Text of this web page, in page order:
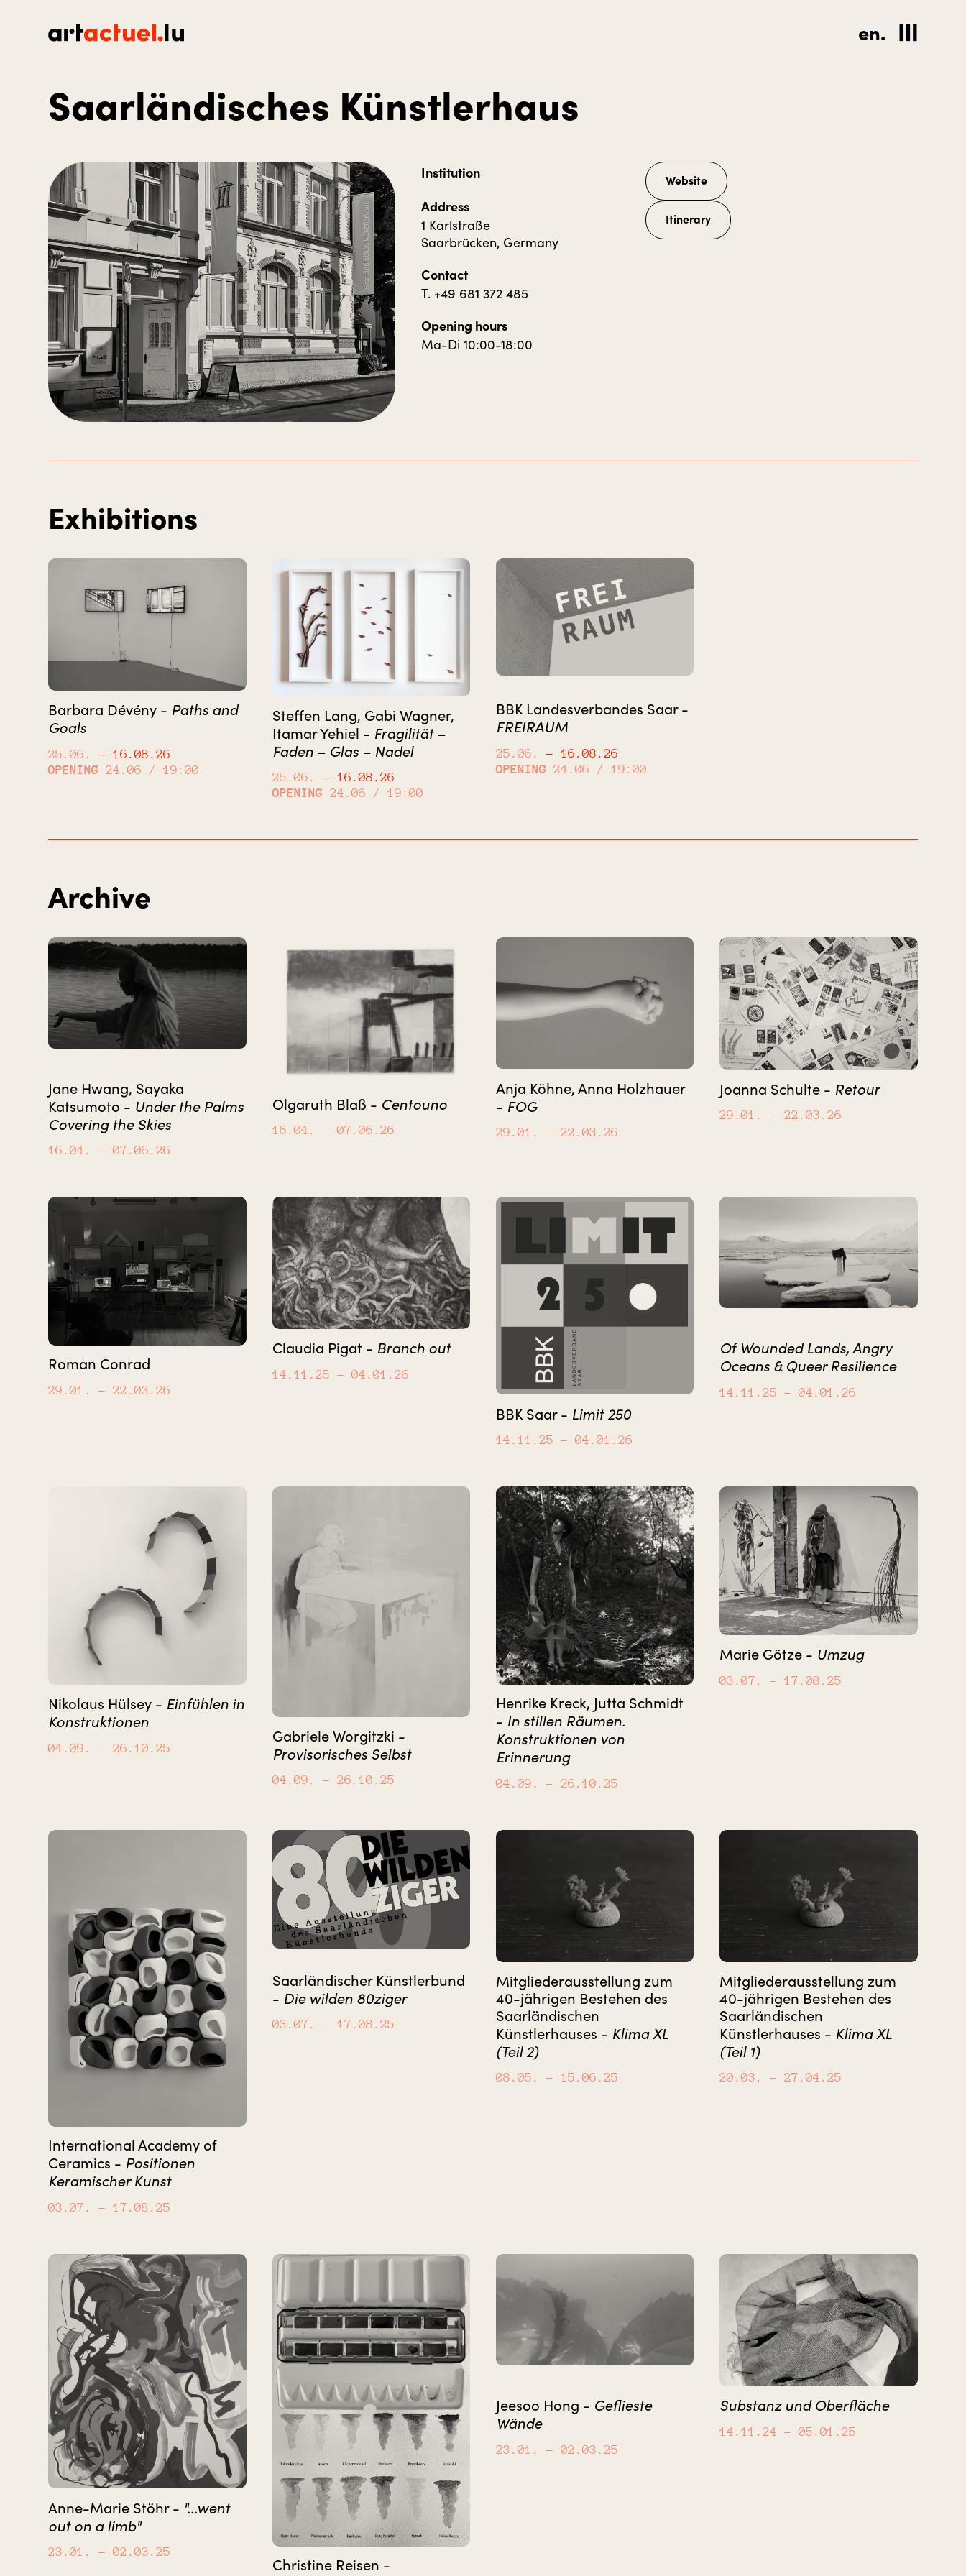
en.
Saarländisches Künstlerhaus
Institution
Address
1 Karlstraße
Saarbrücken, Germany
Contact
T. +49 681 372 485
Opening hours
Ma-Di 10:00-18:00
Website
Itinerary
Exhibitions
Barbara Dévény - Paths and
Goals
25.06.
– 16.08.26
OPENING 24.06 / 19:00
Steffen Lang, Gabi Wagner,
Itamar Yehiel - Fragilität –
Faden – Glas – Nadel
25.06.
– 16.08.26
OPENING 24.06 / 19:00
BBK Landesverbandes Saar -
FREIRAUM
25.06.
– 16.08.26
OPENING 24.06 / 19:00
Archive
Jane Hwang, Sayaka
Katsumoto - Under the Palms
Covering the Skies
16.04. – 07.06.26
Olgaruth Blaß - Centouno
16.04. – 07.06.26
Anja Köhne, Anna Holzhauer
- FOG
29.01. – 22.03.26
Joanna Schulte - Retour
29.01. – 22.03.26
Roman Conrad
29.01. – 22.03.26
Claudia Pigat - Branch out
14.11.25 – 04.01.26
BBK Saar - Limit 250
14.11.25 – 04.01.26
Of Wounded Lands, Angry
Oceans & Queer Resilience
14.11.25 – 04.01.26
Nikolaus Hülsey - Einfühlen in
Konstruktionen
04.09. – 26.10.25
Gabriele Worgitzki -
Provisorisches Selbst
04.09. – 26.10.25
Henrike Kreck, Jutta Schmidt
- In stillen Räumen.
Konstruktionen von
Erinnerung
04.09. – 26.10.25
Marie Götze - Umzug
03.07. – 17.08.25
International Academy of
Ceramics - Positionen
Keramischer Kunst
03.07. – 17.08.25
Saarländischer Künstlerbund
- Die wilden 80ziger
03.07. – 17.08.25
Mitgliederausstellung zum
40-jährigen Bestehen des
Saarländischen
Künstlerhauses - Klima XL
(Teil 2)
08.05. – 15.06.25
Mitgliederausstellung zum
40-jährigen Bestehen des
Saarländischen
Künstlerhauses - Klima XL
(Teil 1)
20.03. – 27.04.25
Anne-Marie Stöhr - "...went
out on a limb"
23.01. – 02.03.25
Christine Reisen -
Jeesoo Hong - Geflieste
Wände
23.01. – 02.03.25
Substanz und Oberfläche
14.11.24 – 05.01.25